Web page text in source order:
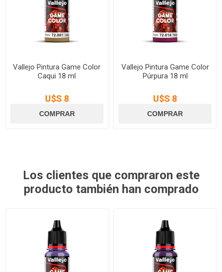
Vallejo Pintura Game Color
Caqui 18 ml
U$S 8
Vallejo Pintura Game Color
Púrpura 18 ml
U$S 8
Los clientes que compraron este
producto también han comprado